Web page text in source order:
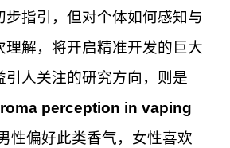
步指引，但对个体如何感知与
理解，将开启精准开发的巨大
引人关注的研究方向，则是
perception in vaping
性偏好此类香气，女性喜欢